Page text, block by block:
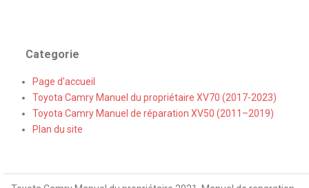
Categorie
Page d'accueil
Toyota Camry Manuel du propriétaire XV70 (2017-2023)
Toyota Camry Manuel de réparation XV50 (2011–2019)
Plan du site